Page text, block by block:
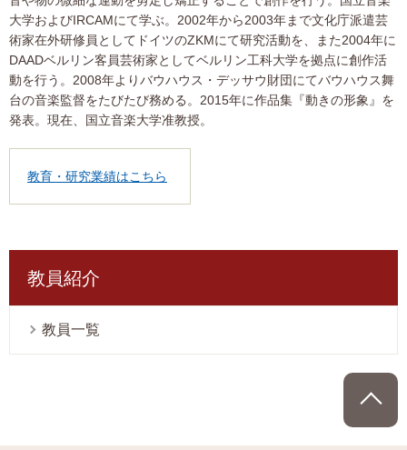
大学およびIRCAMにて学ぶ。2002年から2003年まで文化庁派遣芸
術家在外研修員としてドイツのZKMにて研究活動を、また2004年に
DAADベルリン客員芸術家としてベルリン工科大学を拠点に創作活
動を行う。2008年よりバウハウス・デッサウ財団にてバウハウス舞
台の音楽監督をたびたび務める。2015年に作品集『動きの形象』を
発表。現在、国立音楽大学准教授。
教育・研究業績はこちら
教員紹介
教員一覧